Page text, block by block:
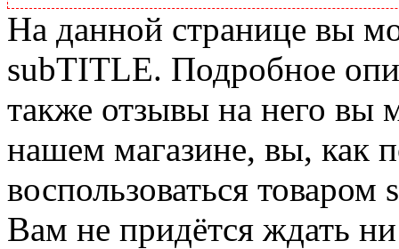
На данной странице вы
subTITLE. Подробное
также отзывы на него вы
нашем магазине, вы, как
воспользоваться
Вам не придётся ждать